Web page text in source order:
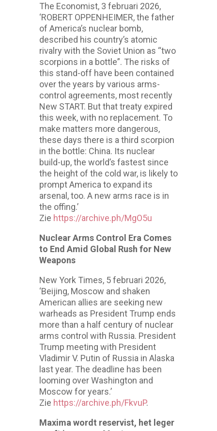
The Economist, 3 februari 2026,
‘ROBERT OPPENHEIMER, the father
of America’s nuclear bomb,
described his country’s atomic
rivalry with the Soviet Union as “two
scorpions in a bottle”. The risks of
this stand-off have been contained
over the years by various arms-
control agreements, most recently
New START. But that treaty expired
this week, with no replacement. To
make matters more dangerous,
these days there is a third scorpion
in the bottle: China. Its nuclear
build-up, the world’s fastest since
the height of the cold war, is likely to
prompt America to expand its
arsenal, too. A new arms race is in
the offing.’
Zie https://archive.ph/MgO5u
Nuclear Arms Control Era Comes
to End Amid Global Rush for New
Weapons
New York Times, 5 februari 2026,
‘Beijing, Moscow and shaken
American allies are seeking new
warheads as President Trump ends
more than a half century of nuclear
arms control with Russia. President
Trump meeting with President
Vladimir V. Putin of Russia in Alaska
last year. The deadline has been
looming over Washington and
Moscow for years.’
Zie https://archive.ph/FkvuP.
Maxima wordt reservist, het leger